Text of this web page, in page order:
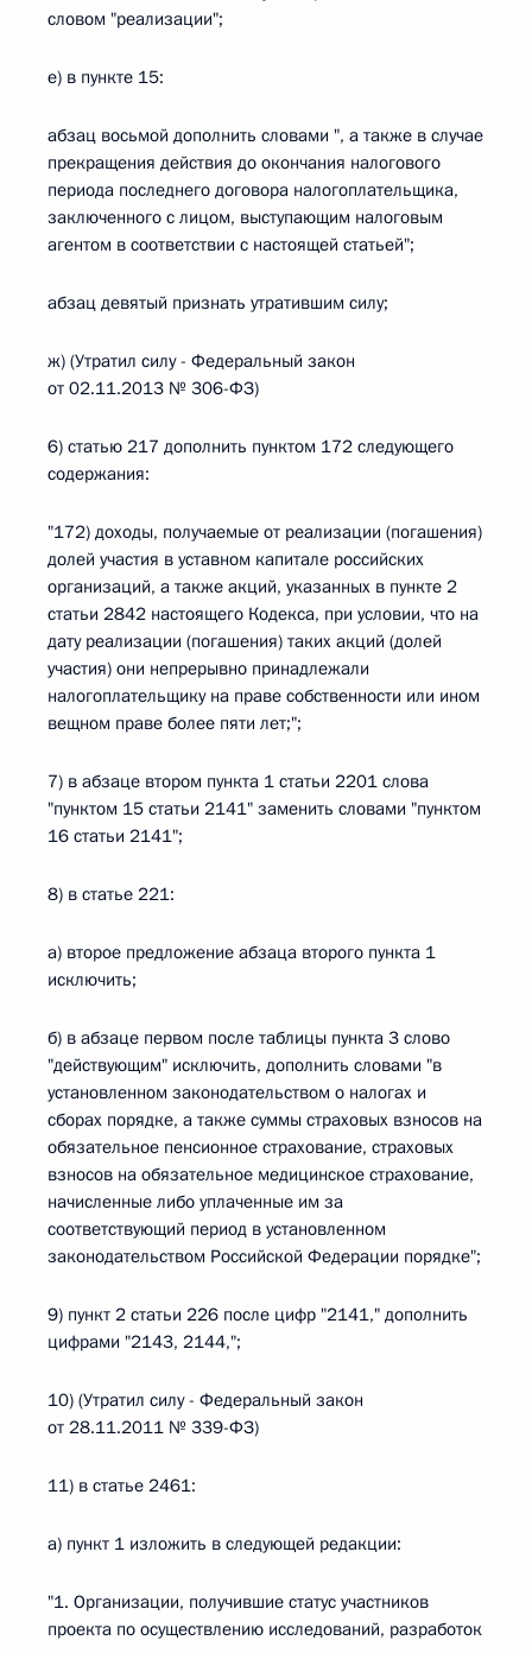
словом "реализации";
е) в пункте 15:
абзац восьмой дополнить словами ", а также в случае
прекращения действия до окончания налогового
периода последнего договора налогоплательщика,
заключенного с лицом, выступающим налоговым
агентом в соответствии с настоящей статьей";
абзац девятый признать утратившим силу;
ж) (Утратил силу - Федеральный закон
от 02.11.2013 № 306-ФЗ)
6) статью 217 дополнить пунктом 172 следующего
содержания:
"172) доходы, получаемые от реализации (погашения)
долей участия в уставном капитале российских
организаций, а также акций, указанных в пункте 2
статьи 2842 настоящего Кодекса, при условии, что на
дату реализации (погашения) таких акций (долей
участия) они непрерывно принадлежали
налогоплательщику на праве собственности или ином
вещном праве более пяти лет;";
7) в абзаце втором пункта 1 статьи 2201 слова
"пунктом 15 статьи 2141" заменить словами "пунктом
16 статьи 2141";
8) в статье 221:
а) второе предложение абзаца второго пункта 1
исключить;
б) в абзаце первом после таблицы пункта 3 слово
"действующим" исключить, дополнить словами "в
установленном законодательством о налогах и
сборах порядке, а также суммы страховых взносов на
обязательное пенсионное страхование, страховых
взносов на обязательное медицинское страхование,
начисленные либо уплаченные им за
соответствующий период в установленном
законодательством Российской Федерации порядке";
9) пункт 2 статьи 226 после цифр "2141," дополнить
цифрами "2143, 2144,";
10) (Утратил силу - Федеральный закон
от 28.11.2011 № 339-ФЗ)
11) в статье 2461:
а) пункт 1 изложить в следующей редакции:
"1. Организации, получившие статус участников
проекта по осуществлению исследований, разработок